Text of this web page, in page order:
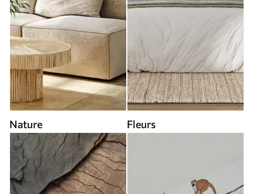
Nature Fleurs